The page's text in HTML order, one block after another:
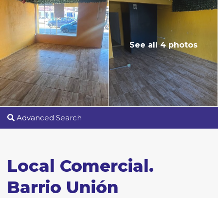
See all 4 photos
Advanced Search
Local Comercial.
Barrio Unión